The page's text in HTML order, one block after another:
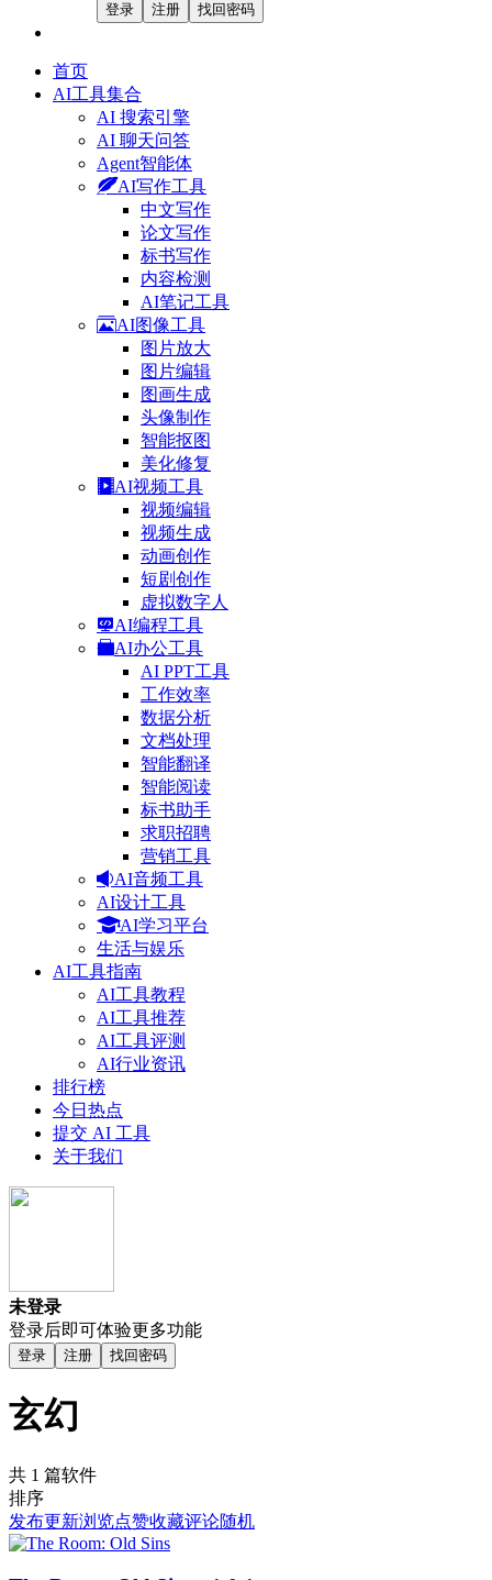
登录 注册 找回密码
首页
AI工具集合
AI 搜索引擎
AI 聊天问答
Agent智能体
AI写作工具
中文写作
论文写作
标书写作
内容检测
AI笔记工具
AI图像工具
图片放大
图片编辑
图画生成
头像制作
智能抠图
美化修复
AI视频工具
视频编辑
视频生成
动画创作
短剧创作
虚拟数字人
AI编程工具
AI办公工具
AI PPT工具
工作效率
数据分析
文档处理
智能翻译
智能阅读
标书助手
求职招聘
营销工具
AI音频工具
AI设计工具
AI学习平台
生活与娱乐
AI工具指南
AI工具教程
AI工具推荐
AI工具评测
AI行业资讯
排行榜
今日热点
提交 AI 工具
关于我们
未登录
登录后即可体验更多功能
登录 注册 找回密码
玄幻
共 1 篇软件
排序
发布更新浏览点赞收藏评论随机